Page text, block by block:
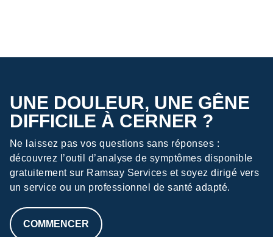
UNE DOULEUR, UNE GÊNE
DIFFICILE À CERNER ?
Ne laissez pas vos questions sans réponses :
découvrez l’outil d’analyse de symptômes disponible
gratuitement sur Ramsay Services et soyez dirigé vers
un service ou un professionnel de santé adapté.
COMMENCER